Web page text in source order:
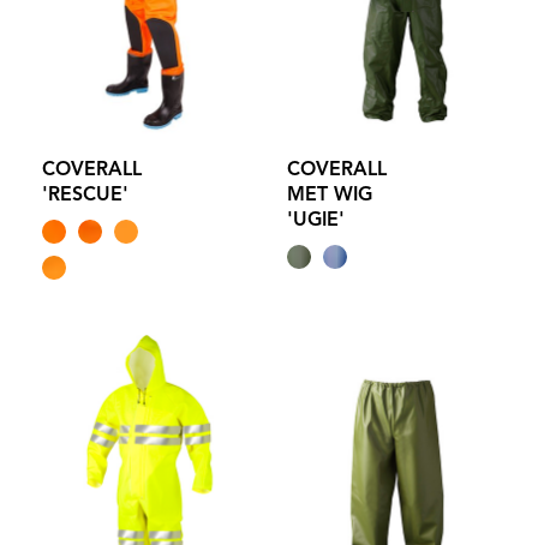
COVERALL
'RESCUE'
COVERALL
MET WIG
'UGIE'